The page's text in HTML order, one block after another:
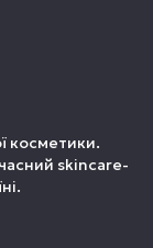
косметики.
skincare-